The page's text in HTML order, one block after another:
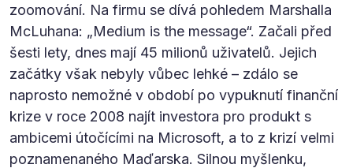
zoomování. Na firmu se dívá pohledem Marshalla
McLuhana: „Medium is the message“. Začali před
šesti lety, dnes mají 45 milionů uživatelů. Jejich
začátky však nebyly vůbec lehké – zdálo se
naprosto nemožné v období po vypuknutí finanční
krize v roce 2008 najít investora pro produkt s
ambicemi útočícími na Microsoft, a to z krizí velmi
poznamenaného Maďarska. Silnou myšlenku,